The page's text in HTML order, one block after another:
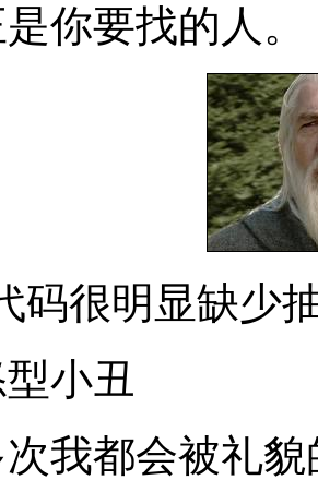
你要找的人。
很明显缺少
小丑
都会被礼貌